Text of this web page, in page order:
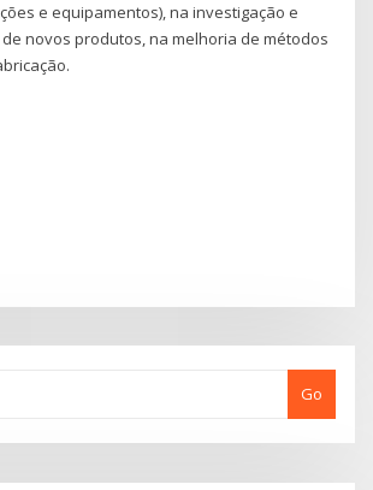
e equipamentos), na investigação e
novos produtos, na melhoria de métodos
Go